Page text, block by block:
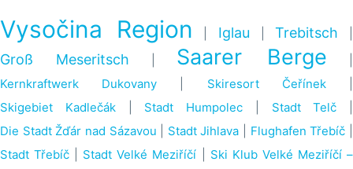
Vysočina Region Iglau |Trebitsch
Groß Meseritsch Saarer Berge
Kernkraftwerk Dukovany
Skiresort Čeřínek|
Skigebiet Kadlečák| Stadt Humpolec Stadt Telč
Die Stadt Žďár nad Sázavou
Stadt Jihlava Flughafen Třebíč
Stadt Třebíč
Stadt Velké Meziříčí
Ski Klub Velké Meziříčí –